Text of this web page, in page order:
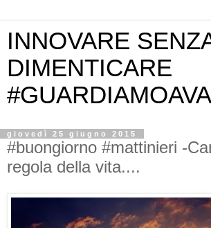
INNOVARE
DIMENTICARE
giovedì 25 giugno 2015
#buongiorno #mattinieri -
regola della vita....